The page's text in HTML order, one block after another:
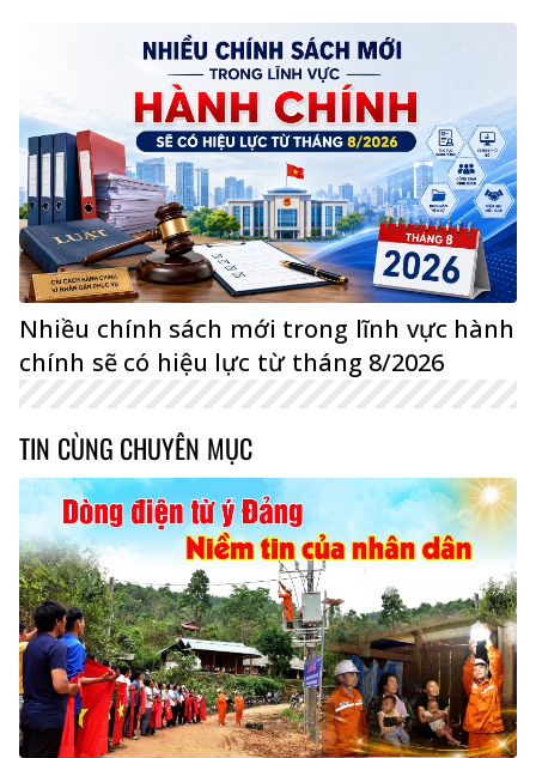
Nhiều chính sách mới trong lĩnh vực hành
chính sẽ có hiệu lực từ tháng 8/2026
TIN CÙNG CHUYÊN MỤC